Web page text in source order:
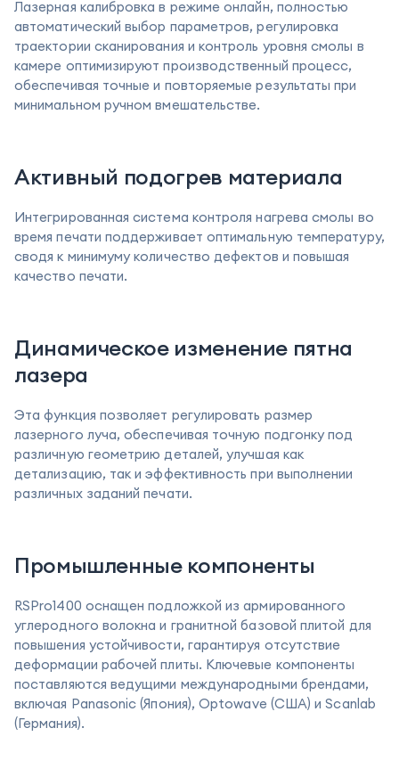
Лазерная калибровка в режиме онлайн, полностью
автоматический выбор параметров, регулировка
траектории сканирования и контроль уровня смолы в
камере оптимизируют производственный процесс,
обеспечивая точные и повторяемые результаты при
минимальном ручном вмешательстве.
Активный подогрев материала
Интегрированная система контроля нагрева смолы во
время печати поддерживает оптимальную температуру,
сводя к минимуму количество дефектов и повышая
качество печати.
Динамическое изменение пятна
лазера
Эта функция позволяет регулировать размер
лазерного луча, обеспечивая точную подгонку под
различную геометрию деталей, улучшая как
детализацию, так и эффективность при выполнении
различных заданий печати.
Промышленные компоненты
RSPro1400 оснащен подложкой из армированного
углеродного волокна и гранитной базовой плитой для
повышения устойчивости, гарантируя отсутствие
деформации рабочей плиты. Ключевые компоненты
поставляются ведущими международными брендами,
включая Panasonic (Япония), Optowave (США) и Scanlab
(Германия).